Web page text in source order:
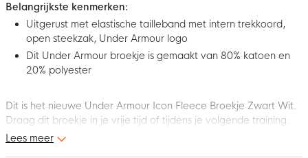
Belangrijkste kenmerken:
Uitgerust met elastische tailleband met intern trekkoord,
open steekzak, Under Armour logo
Dit Under Armour broekje is gemaakt van 80% katoen en
20% polyester
Dit is het nieuwe Under Armour Icon Fleece Broekje Zwart Wit.
Draag dit broekje in je vrije tijd of tijdens je volgende training.
Loop er altijd sportief en casual bij met dit gave Under Armour
Lees meer